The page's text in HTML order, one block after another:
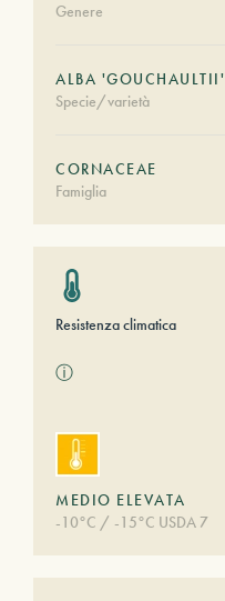
Genere
ALBA 'GOUCHAULTII'
Specie/varietà
CORNACEAE
Famiglia
Resistenza climatica
ⓘ
MEDIO ELEVATA
-10°C / -15°C USDA 7